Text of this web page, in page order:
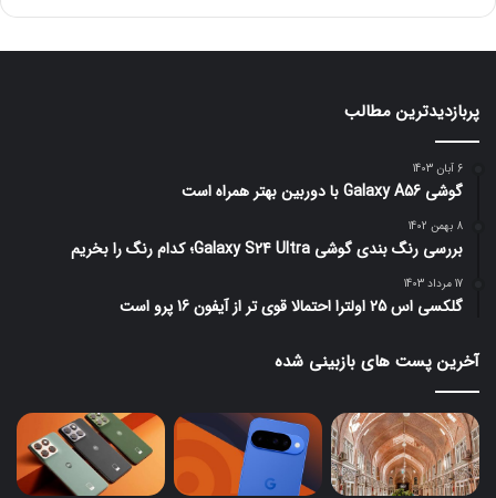
پربازدیدترین مطالب
6 آبان 1403
گوشی Galaxy A56 با دوربین بهتر همراه است
8 بهمن 1402
بررسی رنگ بندی گوشی Galaxy S24 Ultra؛ کدام رنگ را بخریم
17 مرداد 1403
گلکسی اس 25 اولترا احتمالا قوی تر از آیفون 16 پرو است
آخرین پست های بازبینی شده